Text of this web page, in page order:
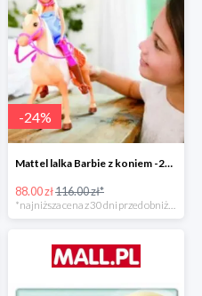
-24%
Mattel lalka Barbie z koniem -24%
88.00 zł116.00 zł*